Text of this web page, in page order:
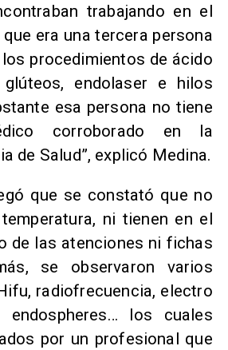
trabajando en el
era una tercera persona
procedimientos de ácido
endolaser e hilos
esa persona no tiene
corroborado en la
de Salud”, explicó Medina.
que se constató que no
ni tienen en el
de las atenciones ni fichas
se observaron varios
radiofrecuencia, electro
endospheres… los cuales
por un profesional que